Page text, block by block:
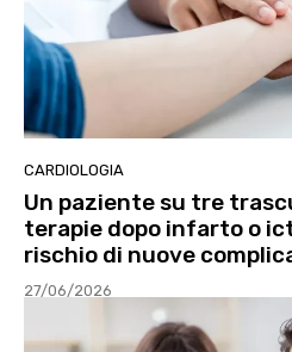
CARDIOLOGIA
Un paziente su tre
terapie dopo infarto o
rischio di nuove
27/06/2026